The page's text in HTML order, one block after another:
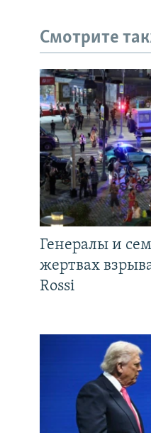
Смотрите
Генералы и
жертвах
Rossi